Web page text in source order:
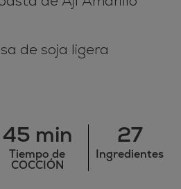
de soja ligera
45 min
Tiempo de
COCCIÓN
27
Ingredientes